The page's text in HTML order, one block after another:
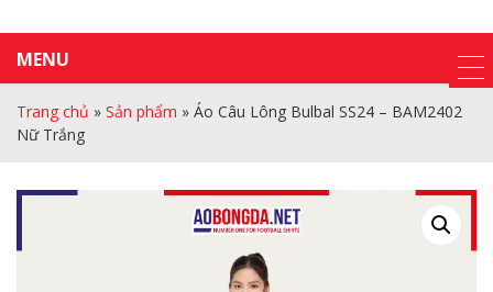
MENU
Trang chủ » Sản phẩm » Áo Câu Lông Bulbal SS24 – BAM2402
Nữ Trắng